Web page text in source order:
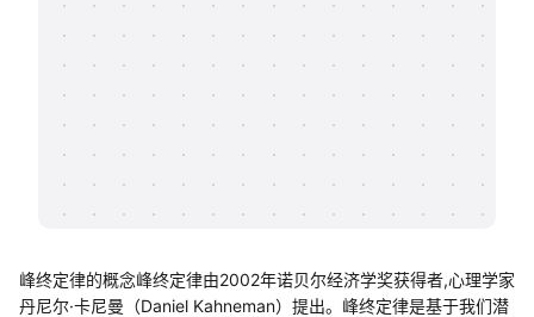
支持
知识分享社区
峰终定律的概念峰终定律由2002年诺贝尔经济学奖获得者,心理学家
丹尼尔·卡尼曼（Daniel Kahneman）提出。峰终定律是基于我们潜